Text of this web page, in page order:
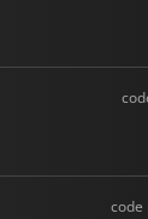
code